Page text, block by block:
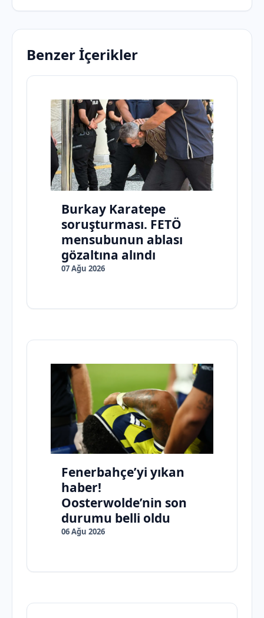
Benzer İçerikler
Burkay Karatepe
soruşturması. FETÖ
mensubunun ablası
gözaltına alındı
07 Ağu 2026
Fenerbahçe’yi yıkan
haber!
Oosterwolde’nin son
durumu belli oldu
06 Ağu 2026